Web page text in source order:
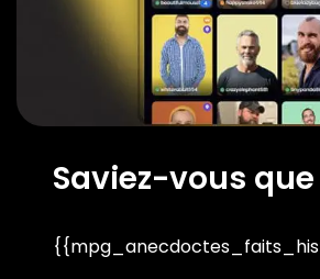
Saviez-vous que